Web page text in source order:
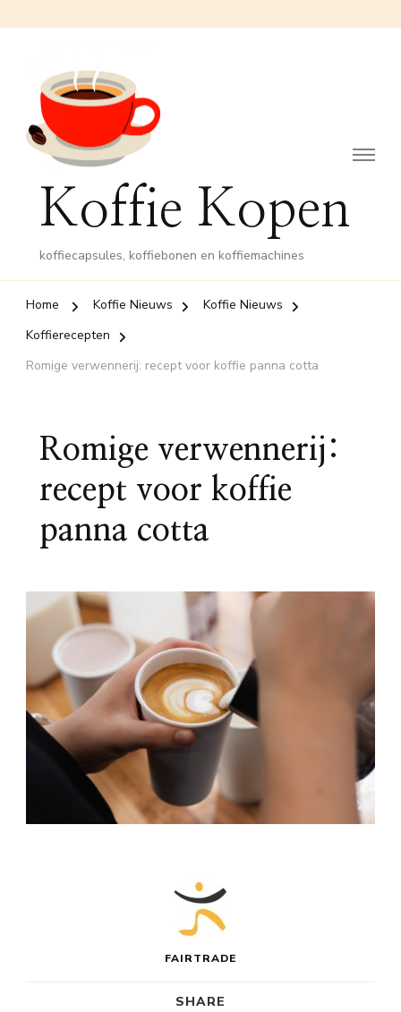
Koffie Kopen
koffiecapsules, koffiebonen en koffiemachines
Home Koffie Nieuws
Koffie Nieuws
Koffierecepten
Romige verwennerij: recept voor koffie panna cotta
Romige verwennerij:
recept voor koffie
panna cotta
FAIRTRADE
SHARE